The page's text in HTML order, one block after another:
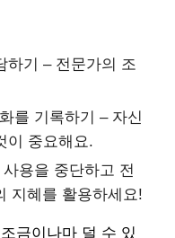
하기 – 전문가의 조
를 기록하기 – 자신
이 중요해요.
용을 중단하고 전
지혜를 활용하세요!
금이나마 덜 수 있